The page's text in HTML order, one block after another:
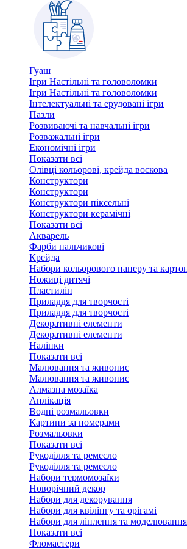
Гуаш
Ігри Настільні та головоломки
Ігри Настільні та головоломки
Інтелектуальні та ерудовані ігри
Пазли
Розвиваючі та навчальні ігри
Розважальні ігри
Економічні ігри
Показати всі
Олівці кольорові, крейда воскова
Конструктори
Конструктори
Конструктори піксельні
Конструктори керамічні
Показати всі
Акварель
Фарби пальчикові
Крейда
Набори кольорового паперу та
Ножиці дитячі
Пластилін
Приладдя для творчості
Приладдя для творчості
Декоративні елементи
Декоративні елементи
Налiпки
Показати всі
Малювання та живопис
Малювання та живопис
Алмазна мозаїка
Аплікація
Водні розмальовки
Картини за номерами
Розмальовки
Показати всі
Рукоділля та ремесло
Рукоділля та ремесло
Набори термомозаїки
Новорічний декор
Набори для декорування
Набори для квілінгу та орігамі
Набори для ліплення та моделювання
Показати всі
Фломастери